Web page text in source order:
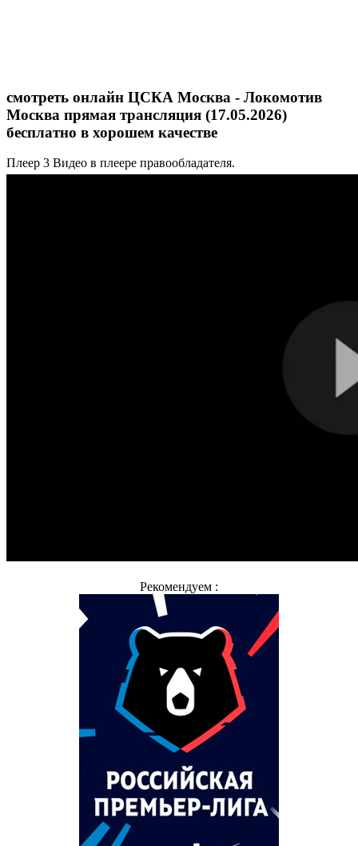
смотреть онлайн ЦСКА Москва - Локомотив
Москва прямая трансляция (17.05.2026)
бесплатно в хорошем качестве
Плеер 3 Видео в плеере правообладателя.
Рекомендуем :